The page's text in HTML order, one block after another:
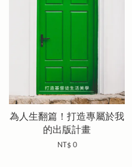
為人生翻篇！打造專屬於我
的出版計畫
NT$ 0